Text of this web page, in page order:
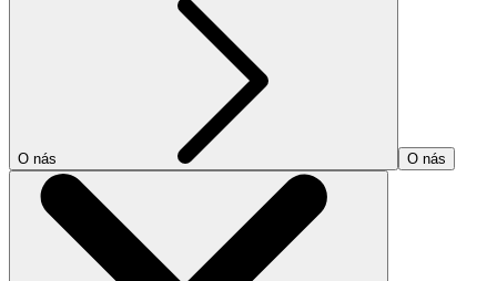
O nás O nás